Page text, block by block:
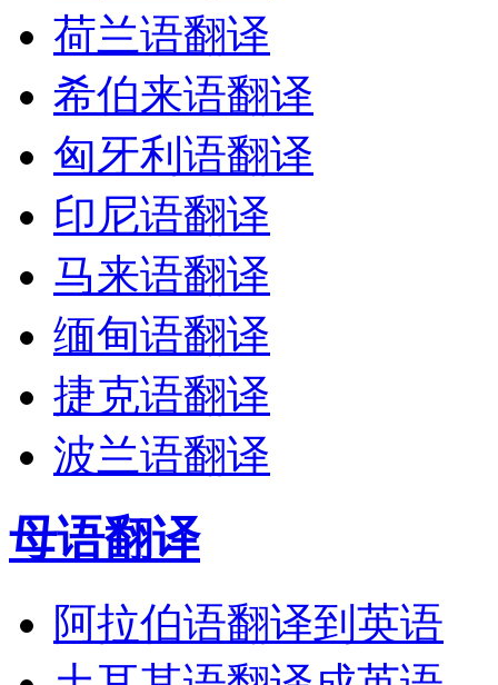
荷兰语翻译
希伯来语翻译
匈牙利语翻译
印尼语翻译
马来语翻译
缅甸语翻译
捷克语翻译
波兰语翻译
母语翻译
阿拉伯语翻译到英语